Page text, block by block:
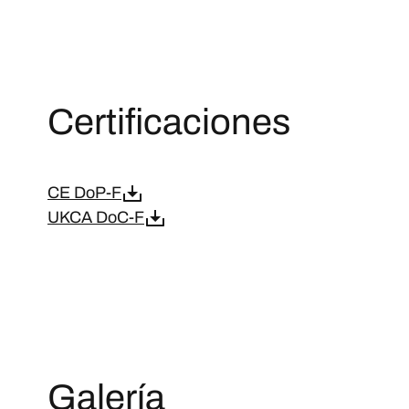
Certificaciones
CE DoP-F
UKCA DoC-F
Galería